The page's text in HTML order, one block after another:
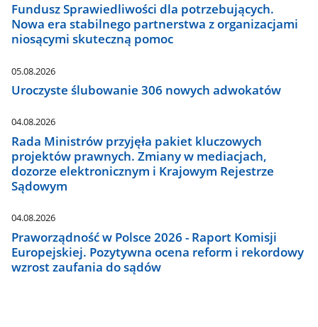
Fundusz Sprawiedliwości dla potrzebujących.
Nowa era stabilnego partnerstwa z organizacjami
niosącymi skuteczną pomoc
05.08.2026
Uroczyste ślubowanie 306 nowych adwokatów
04.08.2026
Rada Ministrów przyjęła pakiet kluczowych
projektów prawnych. Zmiany w mediacjach,
dozorze elektronicznym i Krajowym Rejestrze
Sądowym
04.08.2026
Praworządność w Polsce 2026 - Raport Komisji
Europejskiej. Pozytywna ocena reform i rekordowy
wzrost zaufania do sądów